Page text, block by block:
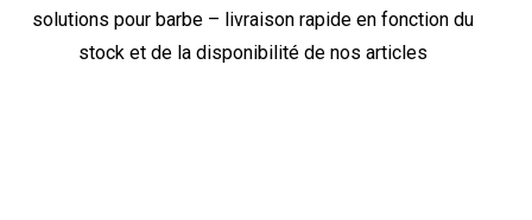
solutions pour barbe – livraison rapide en fonction du
stock et de la disponibilité de nos articles